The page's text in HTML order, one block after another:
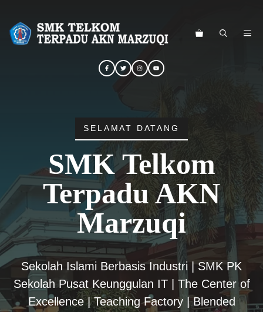
SELAMAT DATANG
SMK Telkom
Terpadu AKN
Marzuqi
Sekolah Islami Berbasis Industri | SMK PK
Sekolah Pusat Keunggulan IT | The Center of
Excellence | Teaching Factory | Blended